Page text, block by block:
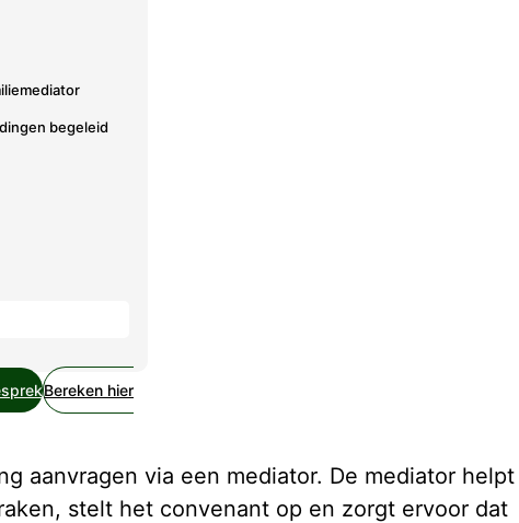
begeleid
Bereken hier
aanvragen via een mediator. De mediator helpt
stelt het convenant op en zorgt ervoor dat